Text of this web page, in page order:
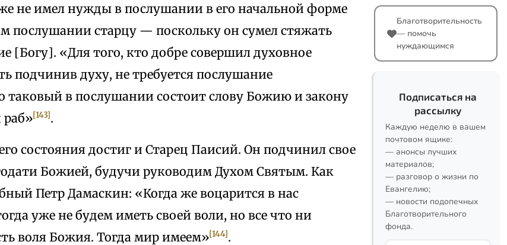
не имел нужды в послушании в его начальной форме
послушании старцу — поскольку он сумел стяжать
[Богу]. «Для того, кто добре совершил духовное
подчинив духу, не требуется послушание
таковый в послушании состоит слову Божию и закону
раб»[143].
состояния достиг и Старец Паисий. Он подчинил свое
Божией, будучи руководим Духом Святым. Как
Петр Дамаскин: «Когда же воцарится в нас
уже не будем иметь своей воли, но все что ни
воля Божия. Тогда мир имеем»[144].
Благотворительность
— помочь
нуждающимся
Подписаться на
рассылку
Каждую неделю в вашем
почтовом ящике:
— анонсы лучших
материалов;
— разговор о жизни по
Евангелию;
— новости подопечных
Благотворительного
фонда.